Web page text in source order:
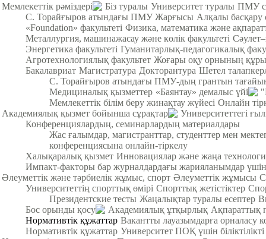
Мемлекеттік рәміздері
Біз туралы Университет туралы ПМУ
С. Торайғыров атындағы ПМУ Жарғысы Алқалы басқару
«Foundation» факультеті Физика, математика және
Металлургия, машинажасау және көлік факультеті
Энергетика факультеті Гуманитарлық-педагогикалық
Агротехнологиялық факультет Жоғары оқу орнының
Бакалавриат Магистратура Докторантура Шетел
С. Торайғыров атындағы ПМУ-дың грантын
Медициналық қызметтер «Баянтау» демалыс үйі
Мемлекеттік білім беру жинақтау жүйесі Онлайн
Академиялық қызмет бойынша сұрақтар
Университеттегі
Конференциялардың, семинарлардың материалдары
Жас ғалымдар, магистранттар, студенттер мен
конференциясына онлайн-тіркелу
Халықаралық қызмет Инновациялар және жаңа
Импакт-факторы бар журналдардағы жарияланымдар үшін
Әлеуметтік және тәрбиелік жұмыс, спорт Әлеуметтік жұмысы
Университеттің спорттық өмірі Спорттық жетістіктер
Президентские тесты Жаңалықтар туралы есептер
Бос орынды қосу
Академиялық ұтқырлық Ақпараттық
Нормативтік құжаттар Вакантты лауазымдарға орналасу
Нормативтік құжаттар Университет ПОҚ үшін